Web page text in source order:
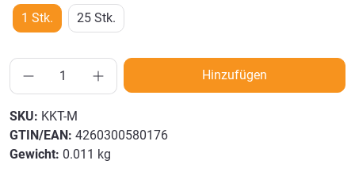
1 Stk.
25 Stk.
Hinzufügen
SKU: KKT-M
GTIN/EAN: 4260300580176
Gewicht: 0.011 kg